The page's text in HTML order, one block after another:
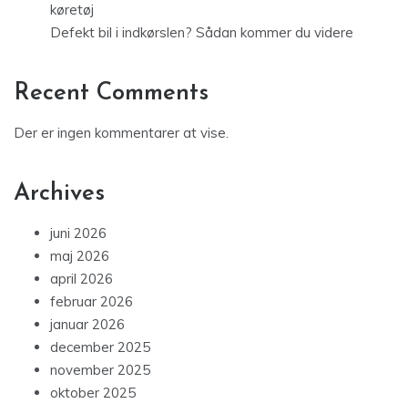
køretøj
Defekt bil i indkørslen? Sådan kommer du videre
Recent Comments
Der er ingen kommentarer at vise.
Archives
juni 2026
maj 2026
april 2026
februar 2026
januar 2026
december 2025
november 2025
oktober 2025